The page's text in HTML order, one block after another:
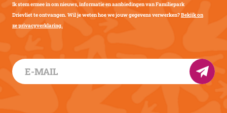
Ik stem ermee in om nieuws, informatie en aanbiedingen van Familiepark
Drievliet te ontvangen. Wil je weten hoe we jouw gegevens verwerken?Bekijk on
ze privacyverklaring.